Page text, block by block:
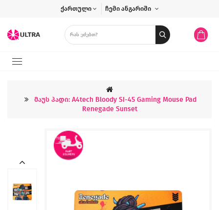
ქართული ჩემი ანგარიში
Მაუს Პადი: A4tech Bloody SI-45 Gaming Mouse Pad
Renegade Sunset